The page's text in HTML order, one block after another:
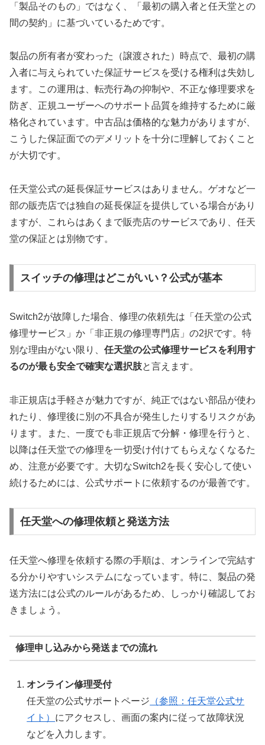
「製品そのもの」ではなく、「最初の購入者と任天堂との
間の契約」に基づいているためです。
製品の所有者が変わった（譲渡された）時点で、最初の購
入者に与えられていた保証サービスを受ける権利は失効し
ます。この運用は、転売行為の抑制や、不正な修理要求を
防ぎ、正規ユーザーへのサポート品質を維持するために厳
格化されています。中古品は価格的な魅力がありますが、
こうした保証面でのデメリットを十分に理解しておくこと
が大切です。
任天堂公式の延長保証サービスはありません。ゲオなど一
部の販売店では独自の延長保証を提供している場合があり
ますが、これらはあくまで販売店のサービスであり、任天
堂の保証とは別物です。
スイッチの修理はどこがいい？公式が基本
Switch2が故障した場合、修理の依頼先は「任天堂の公式
修理サービス」か「非正規の修理専門店」の2択です。特
別な理由がない限り、 任天堂の公式修理サービスを利用す
るのが最も安全で確実な選択肢と言えます。
非正規店は手軽さが魅力ですが、純正ではない部品が使わ
れたり、修理後に別の不具合が発生したりするリスクがあ
ります。また、一度でも非正規店で分解・修理を行うと、
以降は任天堂での修理を一切受け付けてもらえなくなるた
め、注意が必要です。大切なSwitch2を長く安心して使い
続けるためには、公式サポートに依頼するのが最善です。
任天堂への修理依頼と発送方法
任天堂へ修理を依頼する際の手順は、オンラインで完結す
る分かりやすいシステムになっています。特に、製品の発
送方法には公式のルールがあるため、しっかり確認してお
きましょう。
修理申し込みから発送までの流れ
オンライン修理受付
任天堂の公式サポートページ （参照：任天堂公式サ
イト） にアクセスし、画面の案内に従って故障状況
などを入力します。